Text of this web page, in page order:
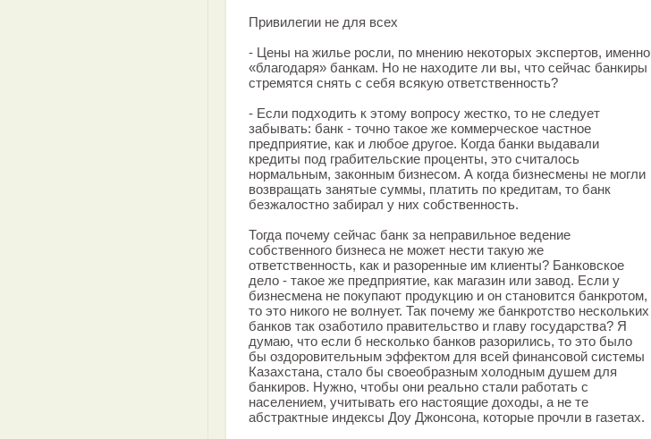
Привилегии не для всех
- Цены на жилье росли, по мнению некоторых экспертов, именно
«благодаря» банкам. Но не находите ли вы, что сейчас банкиры
стремятся снять с себя всякую ответственность?
- Если подходить к этому вопросу жестко, то не следует
забывать: банк - точно такое же коммерческое частное
предприятие, как и любое другое. Когда банки выдавали
кредиты под грабительские проценты, это считалось
нормальным, законным бизнесом. А когда бизнесмены не могли
возвращать занятые суммы, платить по кредитам, то банк
безжалостно забирал у них собственность.
Тогда почему сейчас банк за неправильное ведение
собственного бизнеса не может нести такую же
ответственность, как и разоренные им клиенты? Банковское
дело - такое же предприятие, как магазин или завод. Если у
бизнесмена не покупают продукцию и он становится банкротом,
то это никого не волнует. Так почему же банкротство нескольких
банков так озаботило правительство и главу государства? Я
думаю, что если б несколько банков разорились, то это было
бы оздоровительным эффектом для всей финансовой системы
Казахстана, стало бы своеобразным холодным душем для
банкиров. Нужно, чтобы они реально стали работать с
населением, учитывать его настоящие доходы, а не те
абстрактные индексы Доу Джонсона, которые прочли в газетах.